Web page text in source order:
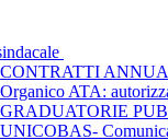
CONTRATTI
Organico ATA:
GRADUATORIE
UNICOBAS-